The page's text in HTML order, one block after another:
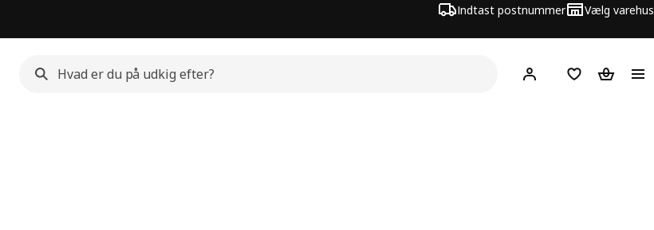
Indtast postnummer Vælg varehus
Hej! Log ind her
Huskeliste
Kurv